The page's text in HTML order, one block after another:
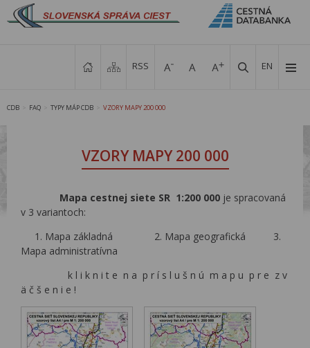
EN
RSS
CDB FAQ TYPY MÁP CDB VZORY MAPY 200 000
VZORY MAPY 200 000
Mapa cestnej siete SR 1:200 000 je spracovaná
v 3 variantoch:
1. Mapa základná 2. Mapa geografická 3.
Mapa administratívna
k l i k n i t e n a p r í s l u š n ú m a p u p r e z v
ä č š e n i e !